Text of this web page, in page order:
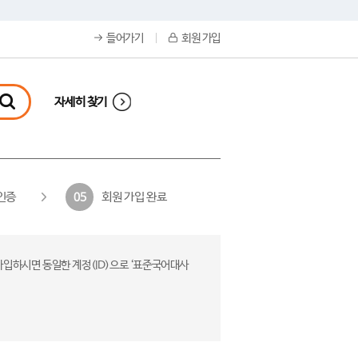
들어가기 회원 가입
자세히 찾기
증 05 회원 가입 완료
하시면 동일한 계정(ID)으로 ‘표준국어대사